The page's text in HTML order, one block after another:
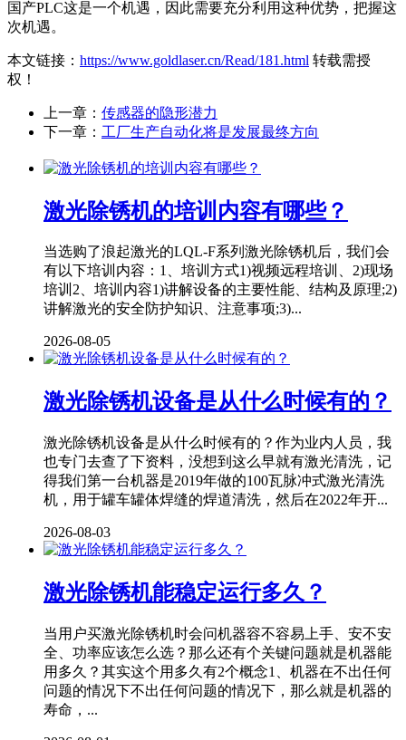
国产PLC这是一个机遇，因此需要充分利用这种优势，把握这
次机遇。
本文链接： https://www.goldlaser.cn/Read/181.html 转载需授
权！
上一章： 传感器的隐形潜力
下一章： 工厂生产自动化将是发展最终方向
激光除锈机的培训内容有哪些？
当选购了浪起激光的LQL-F系列激光除锈机后，我们会
有以下培训内容：1、培训方式1)视频远程培训、2)现场
培训2、培训内容1)讲解设备的主要性能、结构及原理;2)
讲解激光的安全防护知识、注意事项;3)...
2026-08-05
激光除锈机设备是从什么时候有的？
激光除锈机设备是从什么时候有的？作为业内人员，我
也专门去查了下资料，没想到这么早就有激光清洗，记
得我们第一台机器是2019年做的100瓦脉冲式激光清洗
机，用于罐车罐体焊缝的焊道清洗，然后在2022年开...
2026-08-03
激光除锈机能稳定运行多久？
当用户买激光除锈机时会问机器容不容易上手、安不安
全、功率应该怎么选？那么还有个关键问题就是机器能
用多久？其实这个用多久有2个概念1、机器在不出任何
问题的情况下不出任何问题的情况下，那么就是机器的
寿命，...